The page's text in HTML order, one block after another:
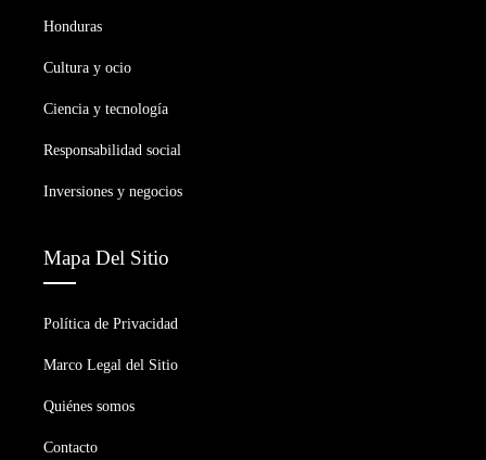
Honduras
Cultura y ocio
Ciencia y tecnología
Responsabilidad social
Inversiones y negocios
Mapa Del Sitio
Política de Privacidad
Marco Legal del Sitio
Quiénes somos
Contacto